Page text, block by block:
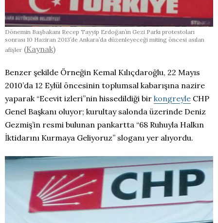
Dönemin Başbakanı Recep Tayyip Erdoğan’ın Gezi Parkı protestoları
sonrası 10 Haziran 2013’de Ankara’da düzenleyeceği miting öncesi asılan
afişler (Kaynak)
Benzer şekilde Örneğin Kemal Kılıçdaroğlu, 22 Mayıs
2010’da 12 Eylül öncesinin toplumsal kabarışına nazire
yaparak “Ecevit izleri”nin hissedildiği bir kongreyle CHP
Genel Başkanı oluyor; kurultay salonda üzerinde Deniz
Gezmiş’in resmi bulunan pankartta “68 Ruhuyla Halkın
İktidarını Kurmaya Geliyoruz” sloganı yer alıyordu.